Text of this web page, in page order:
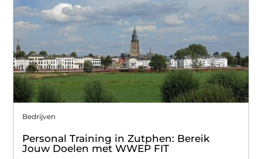
Bedrijven
Personal Training in Zutphen: Bereik
Jouw Doelen met WWEP FIT